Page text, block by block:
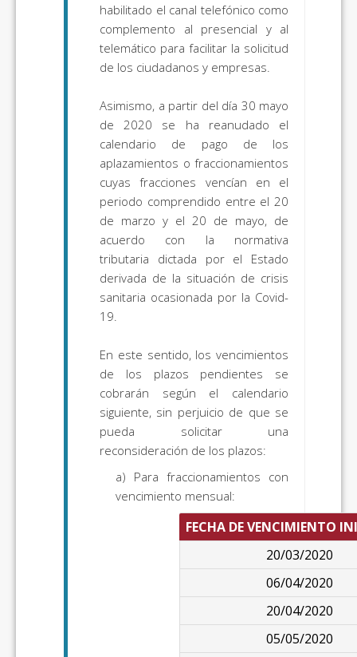
habilitado el canal telefónico como
complemento al presencial y al
telemático para facilitar la solicitud
de los ciudadanos y empresas.
Asimismo, a partir del día 30 mayo
de 2020 se ha reanudado el
calendario de pago de los
aplazamientos o fraccionamientos
cuyas fracciones vencían en el
periodo comprendido entre el 20
de marzo y el 20 de mayo, de
acuerdo con la normativa
tributaria dictada por el Estado
derivada de la situación de crisis
sanitaria ocasionada por la Covid-
19.
En este sentido, los vencimientos
de los plazos pendientes se
cobrarán según el calendario
siguiente, sin perjuicio de que se
pueda solicitar una
reconsideración de los plazos:
a) Para fraccionamientos con
vencimiento mensual:
FECHA DE VENCIMIENTO
20/03/2020
06/04/2020
20/04/2020
05/05/2020